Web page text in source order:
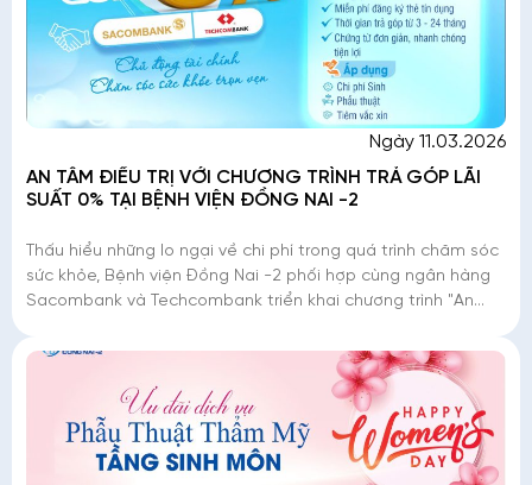
Ngày 11.03.2026
AN TÂM ĐIỀU TRỊ VỚI CHƯƠNG TRÌNH TRẢ GÓP LÃI
SUẤT 0% TẠI BỆNH VIỆN ĐỒNG NAI -2
Thấu hiểu những lo ngại về chi phí trong quá trình chăm sóc
sức khỏe, Bệnh viện Đồng Nai -2 phối hợp cùng ngân hàng
Sacombank và Techcombank triển khai chương trình "An